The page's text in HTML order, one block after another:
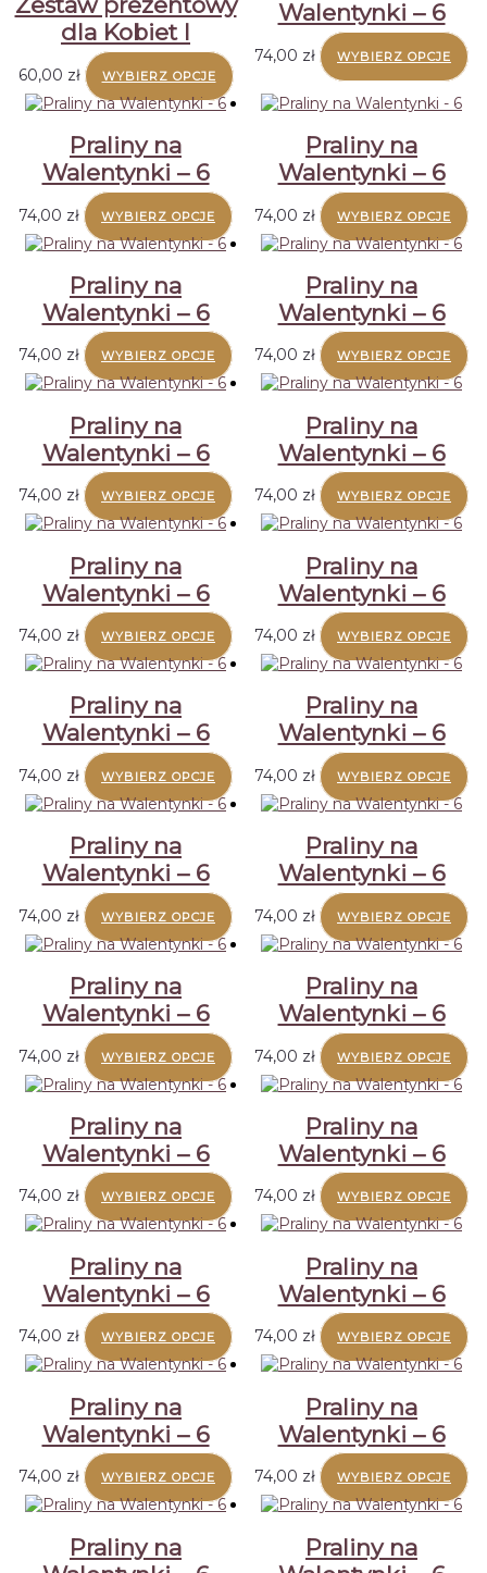
dla Kobiet I
60,00 zł WYBIERZ OPCJE
Walentynki – 6
74,00 zł WYBIERZ OPCJE
Praliny na
Walentynki – 6
74,00 zł WYBIERZ OPCJE
Praliny na
Walentynki – 6
74,00 zł WYBIERZ OPCJE
Praliny na
Walentynki – 6
74,00 zł WYBIERZ OPCJE
Praliny na
Walentynki – 6
74,00 zł WYBIERZ OPCJE
Praliny na
Walentynki – 6
74,00 zł WYBIERZ OPCJE
Praliny na
Walentynki – 6
74,00 zł WYBIERZ OPCJE
Praliny na
Walentynki – 6
74,00 zł WYBIERZ OPCJE
Praliny na
Walentynki – 6
74,00 zł WYBIERZ OPCJE
Praliny na
Walentynki – 6
74,00 zł WYBIERZ OPCJE
Praliny na
Walentynki – 6
74,00 zł WYBIERZ OPCJE
Praliny na
Walentynki – 6
74,00 zł WYBIERZ OPCJE
Praliny na
Walentynki – 6
74,00 zł WYBIERZ OPCJE
Praliny na
Walentynki – 6
74,00 zł WYBIERZ OPCJE
Praliny na
Walentynki – 6
74,00 zł WYBIERZ OPCJE
Praliny na
Walentynki – 6
74,00 zł WYBIERZ OPCJE
Praliny na
Walentynki – 6
74,00 zł WYBIERZ OPCJE
Praliny na
Walentynki – 6
74,00 zł WYBIERZ OPCJE
Praliny na
Walentynki – 6
74,00 zł WYBIERZ OPCJE
Praliny na
Walentynki – 6
74,00 zł WYBIERZ OPCJE
Praliny na
Walentynki – 6
74,00 zł WYBIERZ OPCJE
Praliny na
Praliny na